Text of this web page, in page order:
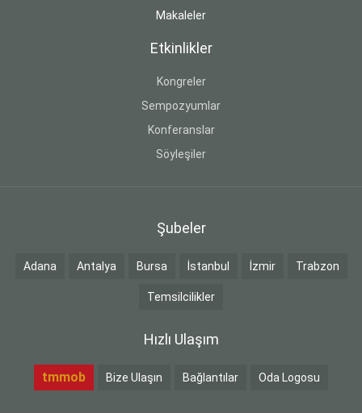
Makaleler
Etkinlikler
Kongreler
Sempozyumlar
Konferanslar
Söyleşiler
Şubeler
Adana Antalya Bursa İstanbul İzmir Trabzon
Temsilcilikler
Hızlı Ulaşım
tmmob Bize Ulaşın Bağlantılar Oda Logosu